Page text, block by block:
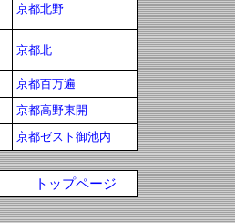
京都北野
京都北
京都百万遍
京都高野東開
京都ゼスト御池内
トップページ